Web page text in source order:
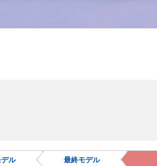
ル 最終モデル